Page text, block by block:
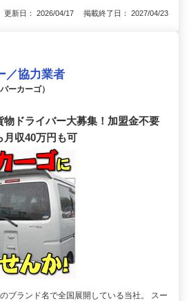
更新日： 2026/04/17 掲載終了日： 2027/04/23
／協力業者
ーカーゴ）
ドライバー大募集！加盟金不要
月収40万円も可
ブランド名で全国展開している当社。 スー